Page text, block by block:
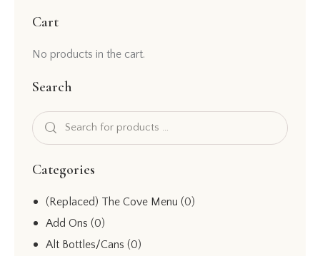
Cart
No products in the cart.
Search
Categories
(Replaced) The Cove Menu (0)
Add Ons (0)
Alt Bottles/Cans (0)